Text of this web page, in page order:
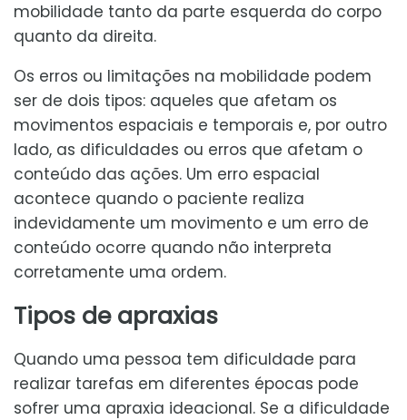
mobilidade tanto da parte esquerda do corpo
quanto da direita.
Os erros ou limitações na mobilidade podem
ser de dois tipos: aqueles que afetam os
movimentos espaciais e temporais e, por outro
lado, as dificuldades ou erros que afetam o
conteúdo das ações. Um erro espacial
acontece quando o paciente realiza
indevidamente um movimento e um erro de
conteúdo ocorre quando não interpreta
corretamente uma ordem.
Tipos de apraxias
Quando uma pessoa tem dificuldade para
realizar tarefas em diferentes épocas pode
sofrer uma apraxia ideacional. Se a dificuldade